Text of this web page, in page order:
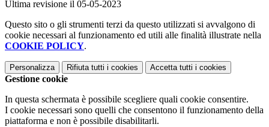
Ultima revisione il 05-05-2023
Questo sito o gli strumenti terzi da questo utilizzati si avvalgono di
cookie necessari al funzionamento ed utili alle finalità illustrate nella
COOKIE POLICY.
Personalizza Rifiuta tutti i cookies Accetta tutti i cookies
Gestione cookie
In questa schermata è possibile scegliere quali cookie consentire.
I cookie necessari sono quelli che consentono il funzionamento della
piattaforma e non è possibile disabilitarli.